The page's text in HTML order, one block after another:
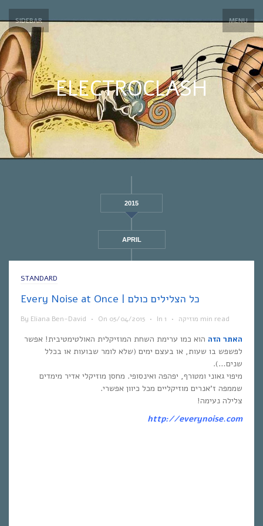
SIDEBAR MENU
ELECTROCLASH
2015
APRIL
STANDARD
Every Noise at Once | כל הצלילים כולם
By Eliana Ben-David • On 05/04/2015 • In מוזיקה • 1 min read
האתר הזה הוא כמו ערימת השחת המוזיקלית האולטימטיבית! אפשר
לפשפש בו שעות, או בעצם ימים (שלא לומר שבועות או בכלל
שנים…).
מיפוי גאוני ומטורף, יפהפה ואינסופי. מחסן מוזיקלי אדיר מימדים
שממפה ז’אנרים מוזיקליים מכל כיוון אפשרי.
צלילה נעימה!
http://everynoise.com